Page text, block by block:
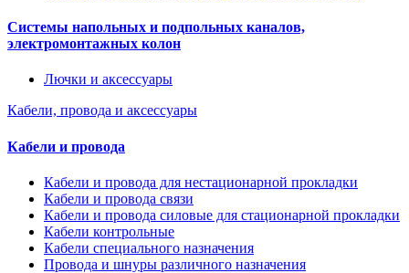
Системы напольных и подпольных каналов,
электромонтажных колон
Лючки и аксессуары
Кабели, провода и аксессуары
Кабели и провода
Кабели и провода для нестационарной прокладки
Кабели и провода связи
Кабели и провода силовые для стационарной прокладки
Кабели контрольные
Кабели специального назначения
Провода и шнуры различного назначения